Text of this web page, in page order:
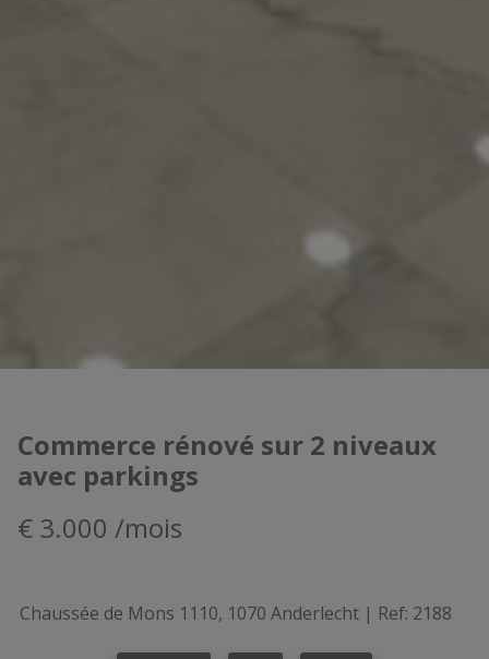
Commerce rénové sur 2 niveaux
avec parkings
€ 3.000 /mois
Chaussée de Mons 1110, 1070 Anderlecht | Ref: 2188